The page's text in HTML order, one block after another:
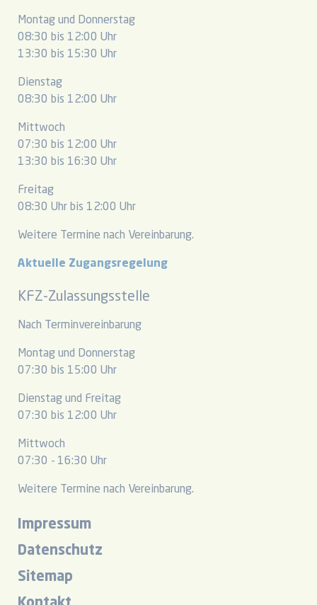
Montag und Donnerstag
08:30 bis 12:00 Uhr
13:30 bis 15:30 Uhr
Dienstag
08:30 bis 12:00 Uhr
Mittwoch
07:30 bis 12:00 Uhr
13:30 bis 16:30 Uhr
Freitag
08:30 Uhr bis 12:00 Uhr
Weitere Termine nach Vereinbarung.
Aktuelle Zugangsregelung
KFZ-Zulassungsstelle
Nach Terminvereinbarung
Montag und Donnerstag
07:30 bis 15:00 Uhr
Dienstag und Freitag
07:30 bis 12:00 Uhr
Mittwoch
07:30 - 16:30 Uhr
Weitere Termine nach Vereinbarung.
Impressum
Datenschutz
Sitemap